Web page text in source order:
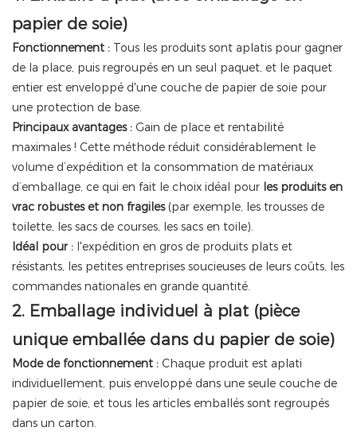
papier de soie)
Fonctionnement : Tous les produits sont aplatis pour gagner
de la place, puis regroupés en un seul paquet, et le paquet
entier est enveloppé d'une couche de papier de soie pour
une protection de base.
Principaux avantages : Gain de place et rentabilité
maximales ! Cette méthode réduit considérablement le
volume d’expédition et la consommation de matériaux
d’emballage, ce qui en fait le choix idéal pour les produits en
vrac robustes et non fragiles(par exemple, les trousses de
toilette, les sacs de courses, les sacs en toile).
Idéal pour : l'expédition en gros de produits plats et
résistants, les petites entreprises soucieuses de leurs coûts, les
commandes nationales en grande quantité.
2. Emballage individuel à plat (pièce
unique emballée dans du papier de soie)
Mode de fonctionnement : Chaque produit est aplati
individuellement, puis enveloppé dans une seule couche de
papier de soie, et tous les articles emballés sont regroupés
dans un carton.